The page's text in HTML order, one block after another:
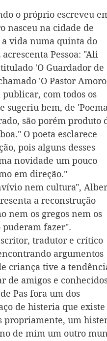
o próprio escreveu
nasceu na cidade de
a vida numa quinta do
Pessoa: "Ali
'O Guardador de
'O Pastor
com todos os
sugeriu bem, de
são porém produto
O poeta esclarece
pois alguns desses
novidade um pouco
em direção."
nem cultura",
a reconstrução
nem os gregos nem os
puderam fazer".
tradutor e crítico
argumentos
criança tive a
de amigos e
Pas fora um dos
de histeria que existe
propriamente, um
de mim um outro